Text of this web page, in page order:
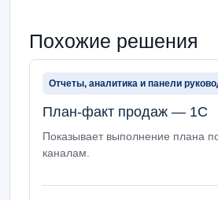
Похожие решения
Отчеты, аналитика и панели
План-факт продаж — 1С
Показывает выполнение плана
каналам.